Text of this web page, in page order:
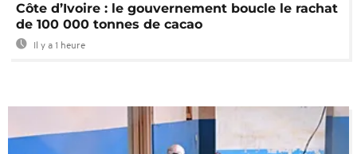
Côte d’Ivoire : le gouvernement boucle le rachat
de 100 000 tonnes de cacao
Il y a 1 heure